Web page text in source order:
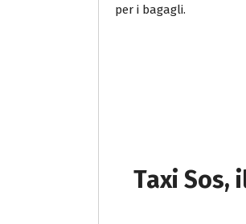
per i bagagli.
Taxi Sos,